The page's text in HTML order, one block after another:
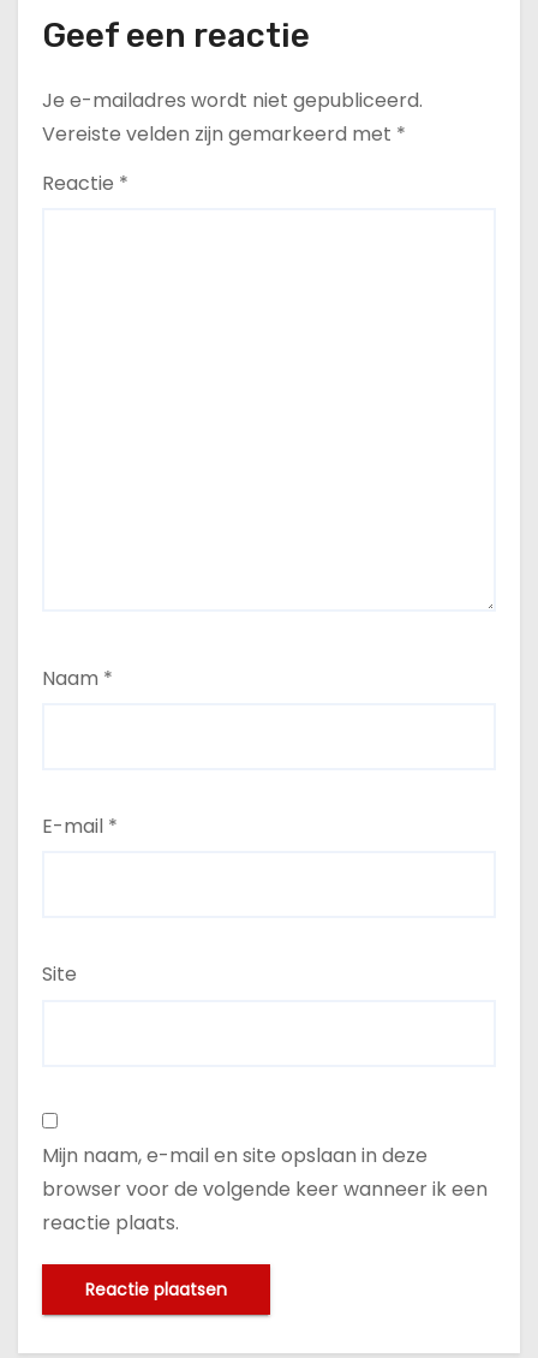
Geef een reactie
Je e-mailadres wordt niet gepubliceerd.
Vereiste velden zijn gemarkeerd met *
Reactie *
Naam *
E-mail *
Site
Mijn naam, e-mail en site opslaan in deze
browser voor de volgende keer wanneer ik een
reactie plaats.